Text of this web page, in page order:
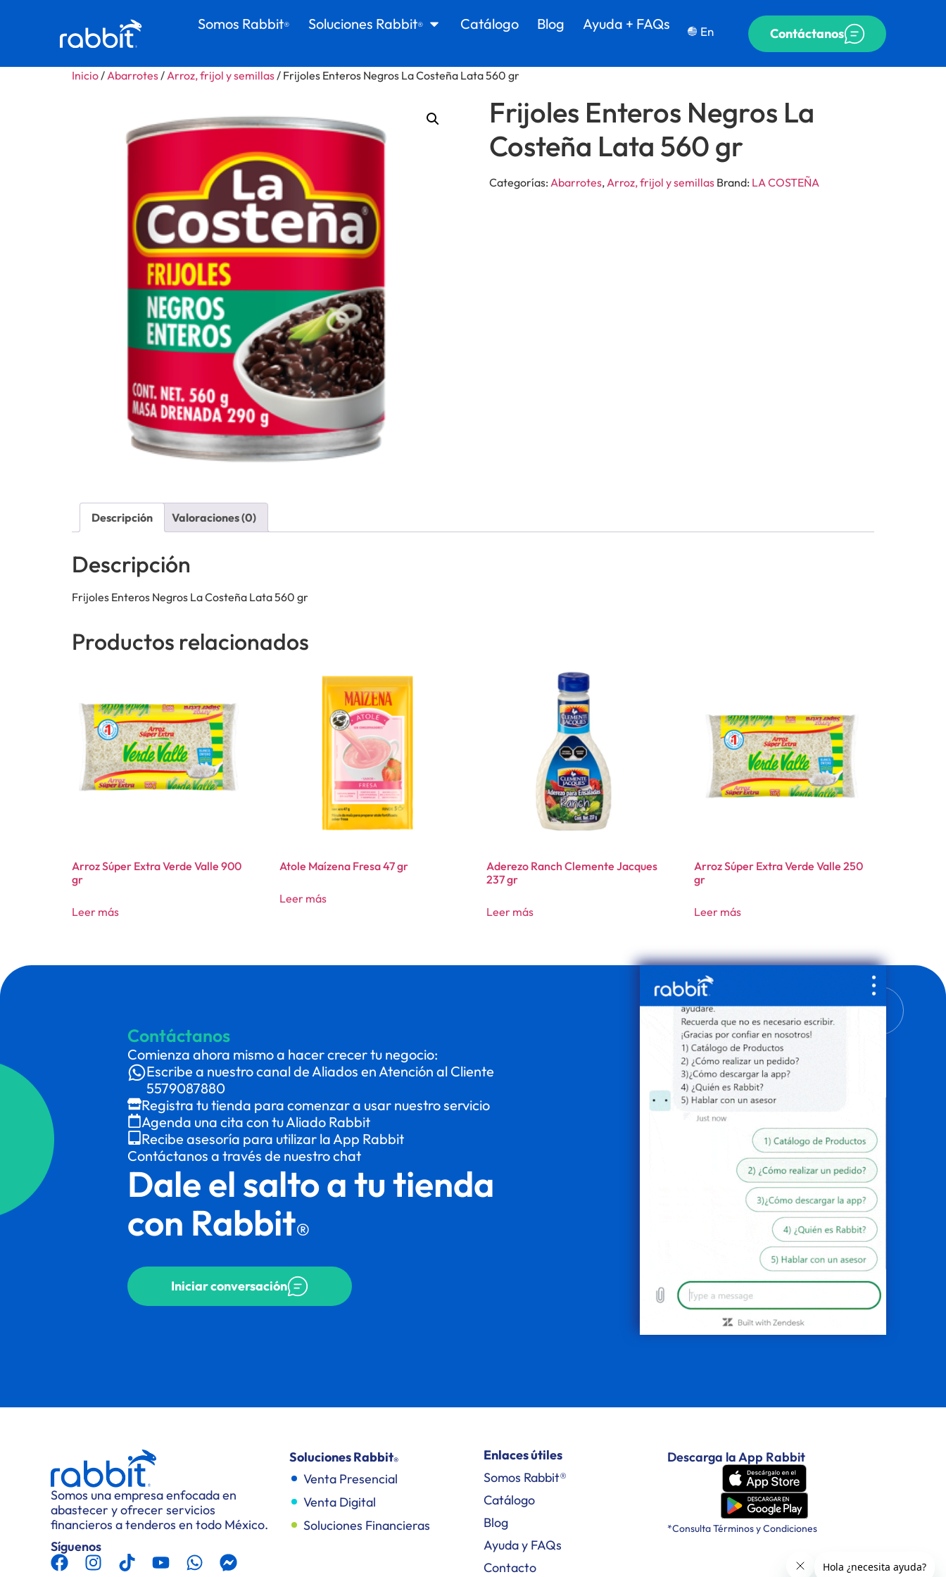
Somos Rabbit® Soluciones Rabbit® Catálogo Blog Ayuda + FAQs En Contáctanos
Inicio/Abarrotes/Arroz, frijol y semillas/ Frijoles Enteros Negros La Costeña Lata 560 gr
Frijoles Enteros Negros La
Costeña Lata 560 gr
Categorías: Abarrotes,Arroz, frijol y semillas Brand: LA COSTEÑA
Descripción Valoraciones (0)
Descripción
Frijoles Enteros Negros La Costeña Lata 560 gr
Productos relacionados
Arroz Súper Extra Verde Valle 900
gr
Leer más
Atole Maízena Fresa 47 gr
Leer más
Aderezo Ranch Clemente Jacques
237 gr
Leer más
Arroz Súper Extra Verde Valle 250
gr
Leer más
Contáctanos
Comienza ahora mismo a hacer crecer tu negocio:
Escribe a nuestro canal de Aliados en Atención al Cliente
5579087880
Registra tu tienda para comenzar a usar nuestro servicio
Agenda una cita con tu Aliado Rabbit
Recibe asesoría para utilizar la App Rabbit
Contáctanos a través de nuestro chat
Dale el salto a tu tienda
con Rabbit®
Iniciar conversación
Somos una empresa enfocada en
abastecer y ofrecer servicios
financieros a tenderos en todo México.
Síguenos
Soluciones Rabbit®
Venta Presencial
Venta Digital
Soluciones Financieras
Enlaces útiles
Somos Rabbit®
Catálogo
Blog
Ayuda y FAQs
Contacto
Descarga la App Rabbit
*Consulta Términos y Condiciones